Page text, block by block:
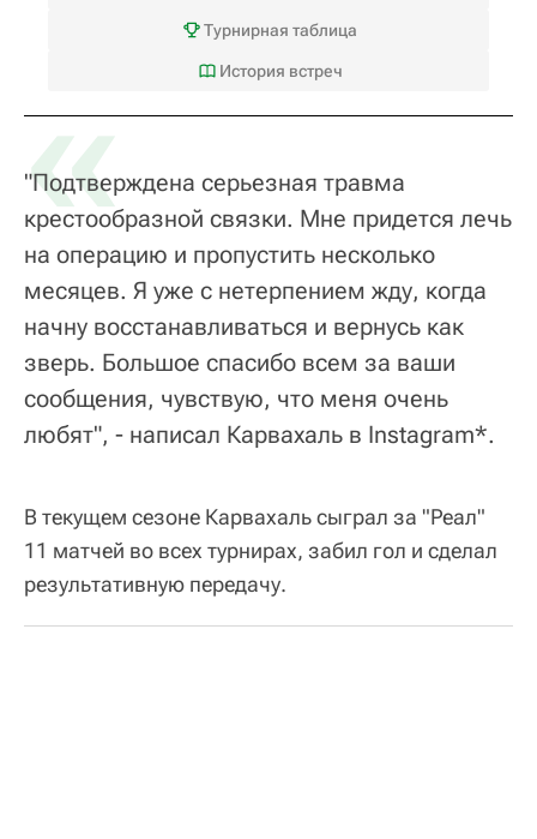
Турнирная таблица
История встреч
«
"Подтверждена серьезная травма
крестообразной связки. Мне придется лечь
на операцию и пропустить несколько
месяцев. Я уже с нетерпением жду, когда
начну восстанавливаться и вернусь как
зверь. Большое спасибо всем за ваши
сообщения, чувствую, что меня очень
любят", - написал Карвахаль в Instagram*.
В текущем сезоне Карвахаль сыграл за "Реал"
11 матчей во всех турнирах, забил гол и сделал
результативную передачу.